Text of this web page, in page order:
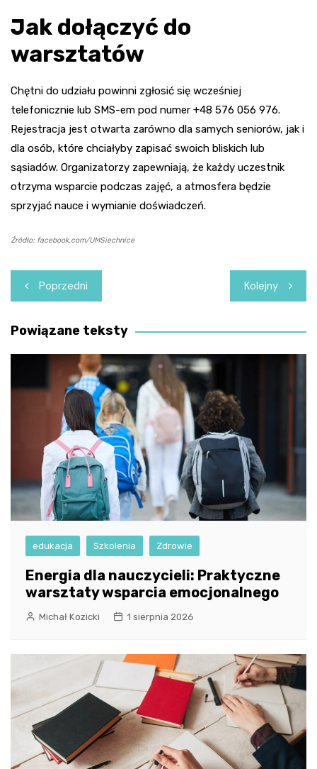
Jak dołączyć do
warsztatów
Chętni do udziału powinni zgłosić się wcześniej
telefonicznie lub SMS-em pod numer +48 576 056 976.
Rejestracja jest otwarta zarówno dla samych seniorów, jak i
dla osób, które chciałyby zapisać swoich bliskich lub
sąsiadów. Organizatorzy zapewniają, że każdy uczestnik
otrzyma wsparcie podczas zajęć, a atmosfera będzie
sprzyjać nauce i wymianie doświadczeń.
Źródło: facebook.com/UMSiechnice
Nawigacja
wpisu
Poprzedni Kolejny
Powiązane teksty
edukacja Szkolenia Zdrowie
Energia dla nauczycieli: Praktyczne
warsztaty wsparcia emocjonalnego
Michał Kozicki 1 sierpnia 2026